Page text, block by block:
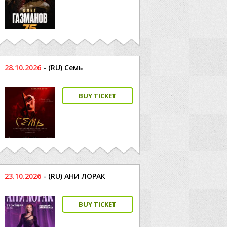
28.10.2026 - (RU) Семь
BUY TICKET
23.10.2026 - (RU) АНИ ЛОРАК
BUY TICKET